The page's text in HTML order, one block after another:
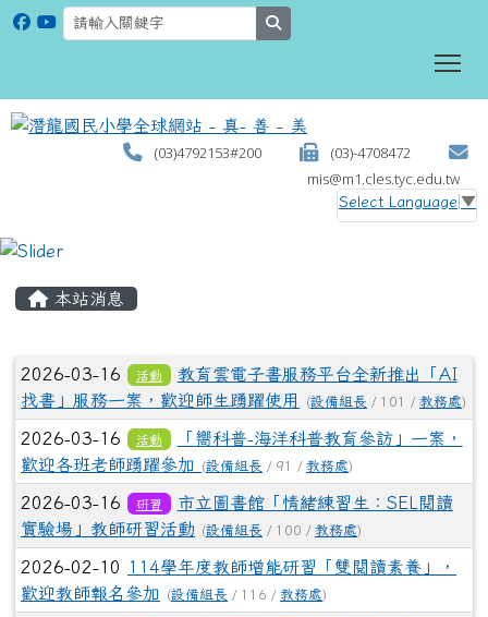
(03)4792153#200
(03)-4708472
mis@m1.cles.tyc.edu.tw
Select Language ▼
本站消息
文章列表
2026-03-16 活動
教育雲電子書服務平台全新推出「AI
找書」服務一案，歡迎師生踴躍使用
(設備組長 / 101 / 教務處)
2026-03-16 活動
「嚮科普-海洋科普教育參訪」一案，
歡迎各班老師踴躍參加
(設備組長 / 91 / 教務處)
2026-03-16 研習
市立圖書館「情緒練習生：SEL閱讀
實驗場」教師研習活動
(設備組長 / 100 / 教務處)
2026-02-10
114學年度教師增能研習「雙閱讀素養」，
歡迎教師報名參加
(設備組長 / 116 / 教務處)